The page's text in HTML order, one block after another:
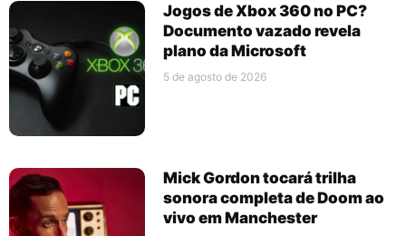
Jogos de Xbox 360 no PC?
Documento vazado revela
plano da Microsoft
5 de agosto de 2026
Mick Gordon tocará trilha
sonora completa de Doom ao
vivo em Manchester